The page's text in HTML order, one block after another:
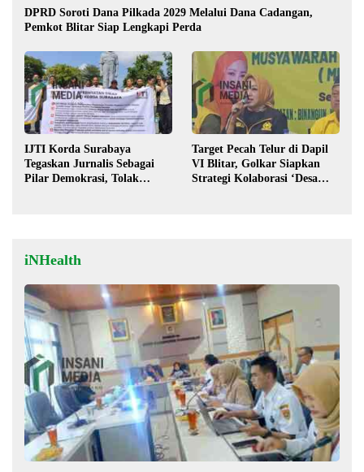
DPRD Soroti Dana Pilkada 2029 Melalui Dana Cadangan,
Pemkot Blitar Siap Lengkapi Perda
IJTI Korda Surabaya
Tegaskan Jurnalis Sebagai
Pilar Demokrasi, Tolak
Target Pecah Telur di Dapil
VI Blitar, Golkar Siapkan
Strategi Kolaborasi ‘Desa
iNHealth